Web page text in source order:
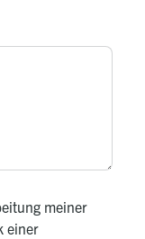
meiner
einer